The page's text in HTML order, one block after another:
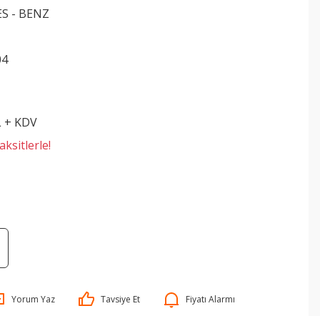
- BENZ
+ KDV
Yorum Yaz Tavsiye Et Fiyatı Alarmı